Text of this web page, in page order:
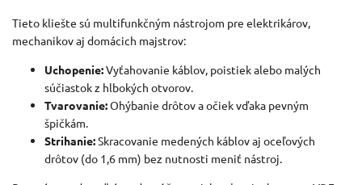
Tieto kliešte sú multifunkčným nástrojom pre elektrikárov,
mechanikov aj domácich majstrov:
Uchopenie:Vyťahovanie káblov, poistiek alebo malých
súčiastok z hlbokých otvorov.
Tvarovanie:Ohýbanie drôtov a očiek vďaka pevným
špičkám.
Strihanie:Skracovanie medených káblov aj oceľových
drôtov (do 1,6 mm) bez nutnosti meniť nástroj.